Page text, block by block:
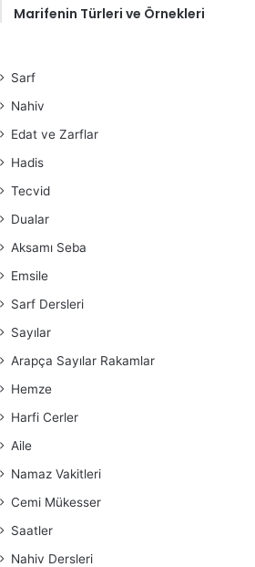
Marifenin Türleri ve Örnekleri
Sarf
Nahiv
Edat ve Zarflar
Hadis
Tecvid
Dualar
Aksamı Seba
Emsile
Sarf Dersleri
Sayılar
Arapça Sayılar Rakamlar
Hemze
Harfi Cerler
Aile
Namaz Vakitleri
Cemi Mükesser
Saatler
Nahiv Dersleri